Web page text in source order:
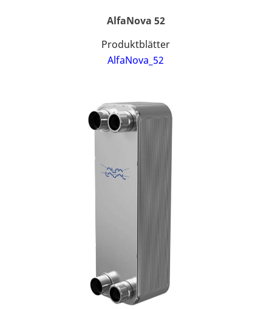
AlfaNova 52
Produktblätter
AlfaNova_52